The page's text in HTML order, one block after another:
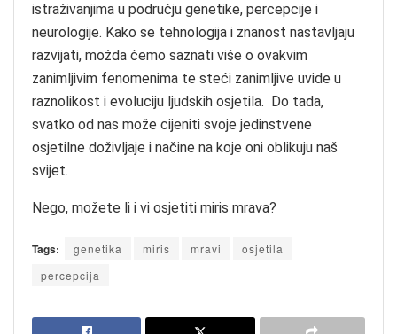
istraživanjima u području genetike, percepcije i
neurologije. Kako se tehnologija i znanost nastavljaju
razvijati, možda ćemo saznati više o ovakvim
zanimljivim fenomenima te steći zanimljive uvide u
raznolikost i evoluciju ljudskih osjetila. Do tada,
svatko od nas može cijeniti svoje jedinstvene
osjetilne doživljaje i načine na koje oni oblikuju naš
svijet.
Nego, možete li i vi osjetiti miris mrava?
Tags: genetika miris mravi
osjetila
percepcija